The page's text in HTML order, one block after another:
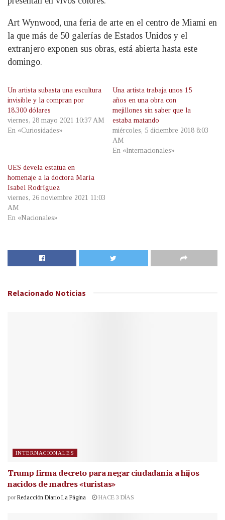
Art Wynwood, una feria de arte en el centro de Miami en
la que más de 50 galerías de Estados Unidos y el
extranjero exponen sus obras, está abierta hasta este
domingo.
Un artista subasta una escultura
invisible y la compran por
18.300 dólares
viernes, 28 mayo 2021 10:37 AM
En «Curiosidades»
Una artista trabaja unos 15
años en una obra con
mejillones sin saber que la
estaba matando
miércoles, 5 diciembre 2018 8:03
AM
En «Internacionales»
UES devela estatua en
homenaje a la doctora María
Isabel Rodríguez
viernes, 26 noviembre 2021 11:03
AM
En «Nacionales»
Relacionado Noticias
INTERNACIONALES
Trump firma decreto para negar ciudadanía a hijos
nacidos de madres «turistas»
por Redacción Diario La Página HACE 3 DÍAS